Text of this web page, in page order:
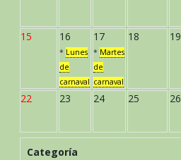
15 16
* Lunes
de
carnaval
17
* Martes
de
carnaval
18 19
22 23 24 25 26
Categoría